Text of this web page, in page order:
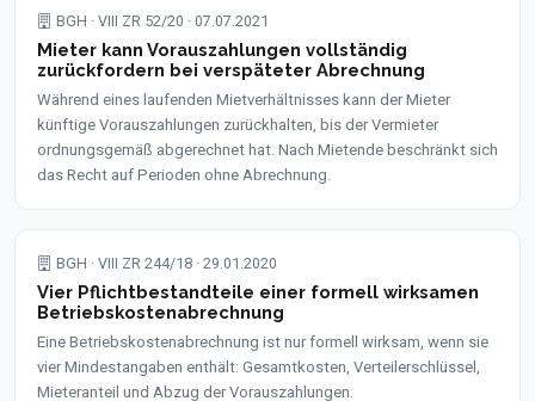
BGH · VIII ZR 52/20 · 07.07.2021
Mieter kann Vorauszahlungen vollständig
zurückfordern bei verspäteter Abrechnung
Während eines laufenden Mietverhältnisses kann der Mieter
künftige Vorauszahlungen zurückhalten, bis der Vermieter
ordnungsgemäß abgerechnet hat. Nach Mietende beschränkt sich
das Recht auf Perioden ohne Abrechnung.
BGH · VIII ZR 244/18 · 29.01.2020
Vier Pflichtbestandteile einer formell wirksamen
Betriebskostenabrechnung
Eine Betriebskostenabrechnung ist nur formell wirksam, wenn sie
vier Mindestangaben enthält: Gesamtkosten, Verteilerschlüssel,
Mieteranteil und Abzug der Vorauszahlungen.